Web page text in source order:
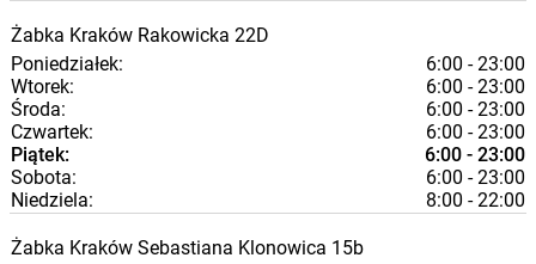
Żabka Kraków Rakowicka 22D
Poniedziałek:
6:00 - 23:00
Wtorek:
6:00 - 23:00
Środa:
6:00 - 23:00
Czwartek:
6:00 - 23:00
Piątek:
6:00 - 23:00
Sobota:
6:00 - 23:00
Niedziela:
8:00 - 22:00
Żabka Kraków Sebastiana Klonowica 15b